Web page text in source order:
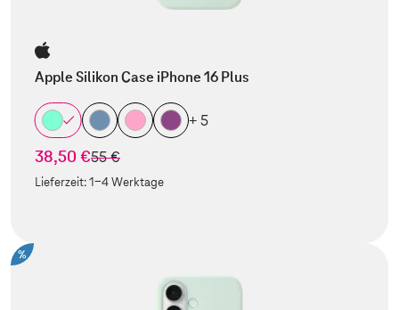
Apple Silikon Case iPhone 16 Plus
+ 5
38,50 €statt
55 €
Lieferzeit:1-4 Werktage
%